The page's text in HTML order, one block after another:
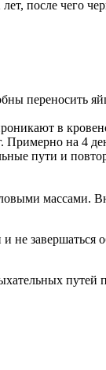
после чего
переносить
в
Примерно на 4
пути и
массами.
не завершаться
путей